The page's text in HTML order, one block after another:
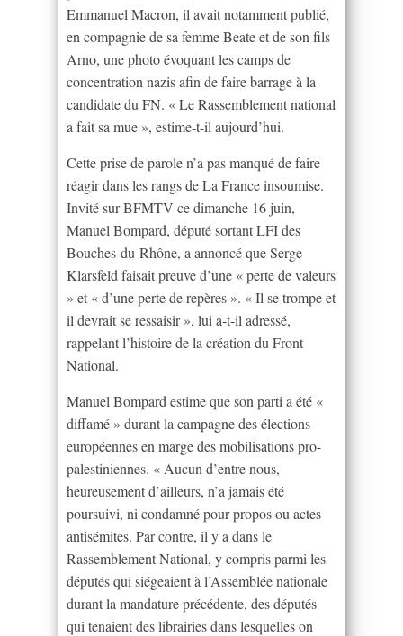
Emmanuel Macron, il avait notamment publié,
en compagnie de sa femme Beate et de son fils
Arno, une photo évoquant les camps de
concentration nazis afin de faire barrage à la
candidate du FN. « Le Rassemblement national
a fait sa mue », estime-t-il aujourd’hui.
Cette prise de parole n’a pas manqué de faire
réagir dans les rangs de La France insoumise.
Invité sur BFMTV ce dimanche 16 juin,
Manuel Bompard, député sortant LFI des
Bouches-du-Rhône, a annoncé que Serge
Klarsfeld faisait preuve d’une « perte de valeurs
» et « d’une perte de repères ». « Il se trompe et
il devrait se ressaisir », lui a-t-il adressé,
rappelant l’histoire de la création du Front
National.
Manuel Bompard estime que son parti a été «
diffamé » durant la campagne des élections
européennes en marge des mobilisations pro-
palestiniennes. « Aucun d’entre nous,
heureusement d’ailleurs, n’a jamais été
poursuivi, ni condamné pour propos ou actes
antisémites. Par contre, il y a dans le
Rassemblement National, y compris parmi les
députés qui siégeaient à l’Assemblée nationale
durant la mandature précédente, des députés
qui tenaient des librairies dans lesquelles on